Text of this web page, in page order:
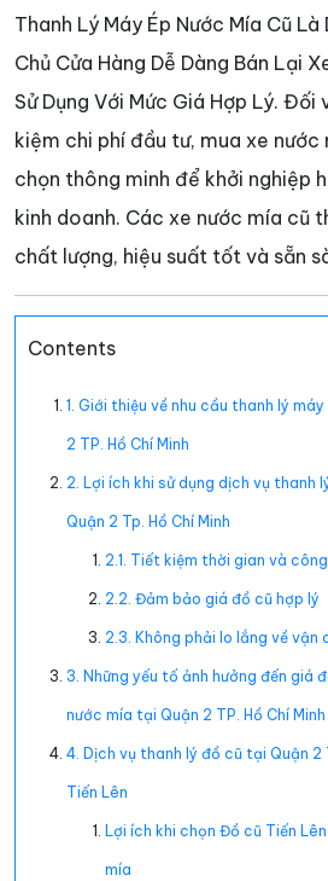
Thanh Lý Máy Ép Nước Mía Cũ
Chủ Cửa Hàng Dễ Dàng Bán Lại
Sử Dụng Với Mức Giá Hợp Lý.
kiệm chi phí đầu tư, mua xe
chọn thông minh để khởi nghiệp
kinh doanh. Các xe nước mía cũ
chất lượng, hiệu suất tốt và sẵn
Contents
1. Giới thiệu về nhu cầu thanh lý
2 TP. Hồ Chí Minh
2. Lợi ích khi sử dụng dịch vụ thanh
Quận 2 Tp. Hồ Chí Minh
2.1. Tiết kiệm thời gian và
2.2. Đảm bảo giá đồ cũ hợp lý
2.3. Không phải lo lắng về vận
3. Những yếu tố ảnh hưởng đến giá
nước mía tại Quận 2 TP. Hồ Chí Minh
4. Dịch vụ thanh lý đồ cũ tại Quận 2
Tiến Lên
Lợi ích khi chọn Đồ cũ Tiến
mía